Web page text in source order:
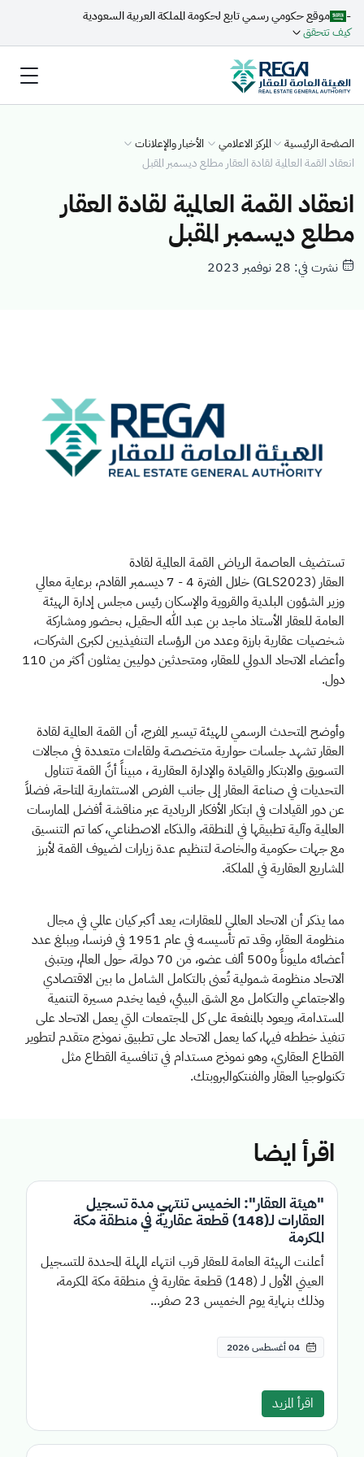
-
موقع حكومي رسمي تابع لحكومة المملكة العربية السعودية
كيف تتحقق
الصفحة الرئيسية المركز الاعلامي
الأخبار والإعلانات
انعقاد القمة العالمية لقادة العقار مطلع ديسمبر المقبل
انعقاد القمة العالمية لقادة العقار
مطلع ديسمبر المقبل
نشرت في: 28 نوفمبر 2023
تستضيف العاصمة الرياض القمة العالمية لقادة
العقار (GLS2023)
خلال الفترة 4 - 7 ديسمبر القادم، برعاية معالي
وزير الشؤون البلدية والقروية والإسكان رئيس مجلس إدارة الهيئة
العامة للعقار الأستاذ ماجد بن عبد الله الحقيل، بحضور ومشاركة
شخصيات عقارية بارزة وعدد من الرؤساء التنفيذيين لكبرى الشركات،
وأعضاء الاتحاد الدولي للعقار، ومتحدثين دوليين يمثلون أكثر من 110
دول.
وأوضح المتحدث الرسمي للهيئة تيسير المفرج، أن القمة العالمية لقادة
العقار تشهد جلسات حوارية متخصصة ولقاءات متعددة في مجالات
التسويق والابتكار والقيادة والإدارة العقارية ، مبيناً أنَّ القمة تتناول
التحديات في صناعة العقار إلى جانب الفرص الاستثمارية المتاحة، فضلاً
عن دور القيادات في ابتكار الأفكار الريادية عبر مناقشة أفضل الممارسات
العالمية وآلية تطبيقها في المنطقة، والذكاء الاصطناعي، كما تم التنسيق
مع جهات حكومية والخاصة لتنظيم عدة زيارات لضيوف القمة لأبرز
المشاريع العقارية في المملكة.
مما يذكر أن الاتحاد العالمي للعقارات، يعد أكبر كيان عالمي في مجال
منظومة العقار، وقد تم تأسيسه في عام 1951 في فرنسا، ويبلغ عدد
أعضائه مليوناً و500 ألف عضو، من 70 دولة، حول العالم، ويتبنى
الاتحاد منظومة شمولية تُعنى بالتكامل الشامل ما بين الاقتصادي
والاجتماعي والتكامل مع الشق البيئي، فيما يخدم مسيرة التنمية
المستدامة، ويعود بالمنفعة على كل المجتمعات التي يعمل الاتحاد على
تنفيذ خططه فيها، كما يعمل الاتحاد على تطبيق نموذج متقدم لتطوير
القطاع العقاري، وهو نموذج مستدام في تنافسية القطاع مثل
تكنولوجيا العقار والفنتكوالبروبتك.
اقرأ ايضا
"هيئة العقار": الخميس تنتهي مدة تسجيل
العقارات لـ(148) قطعة عقارية في منطقة مكة
المكرمة
أعلنت الهيئة العامة للعقار قرب انتهاء المهلة المحددة للتسجيل
العيني الأول لـ (148) قطعة عقارية في منطقة مكة المكرمة،
وذلك بنهاية يوم الخميس 23 صفر...
04 أغسطس 2026
اقرأ المزيد